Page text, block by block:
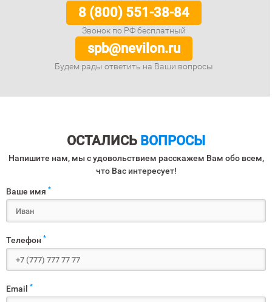
8 (800) 551-38-84
Звонок по РФ бесплатный
spb@nevilon.ru
Будем рады ответить на Ваши вопросы
ОСТАЛИСЬ ВОПРОСЫ
Напишите нам, мы с удовольствием расскажем Вам обо всем,
что Вас интересует!
Ваше имя *
Телефон *
Email *